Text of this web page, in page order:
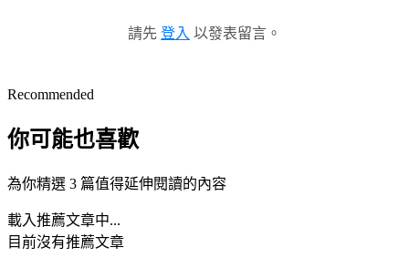
請先 登入 以發表留言。
Recommended
你可能也喜歡
為你精選 3 篇值得延伸閱讀的內容
載入推薦文章中...
目前沒有推薦文章